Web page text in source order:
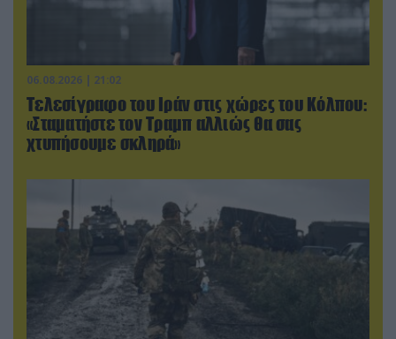
06.08.2026 | 21:02
Τελεσίγραφο του Ιράν στις χώρες του Κόλπου:
«Σταματήστε τον Τραμπ αλλιώς θα σας
χτυπήσουμε σκληρά»